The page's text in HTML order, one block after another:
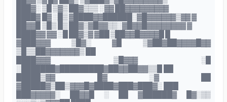
███▓░ ▒█ ▒▓▒ ██▓▒▒▒ ░▓▓ ██▓▓▓▓▓▓▓▓▓
████▓ █▓ ░█▒ ▓████▓▓██████░▓█▓▓▓▓▓▓▒▓▓ ▓
██▓▓█ ▒█▒ █▒ ██▓▒▓█▓▓▒▒░▓█▓▓█▓▓▓▓▓▓▓▓ ▓
████▓▓ ▓▓ ░█ ██▓▒▓ ▓██ ▒██▓▓█▓▓▓▓█ █
▓███▓▓▓ ▒█▓░ ▓█ ▒▓██▓██▓▓▓▓█▓▓
▒█▒▒██▓▓▓▓▓▓▓▒ ██
████▓▓▓ ▒█▓▓▓ ░█
░███████▓█████████▓██▓▓██▓▓▒▒█ ██
█████▒▓▓ █▓ ░▓ ██
▓█████▓▒██▒▓▓▓█▓████▓███▓███▓░ ███
███▓▓▓▓▓░ ██▓▓█ ░ ██ ▓██████▓ █▓░▒▒